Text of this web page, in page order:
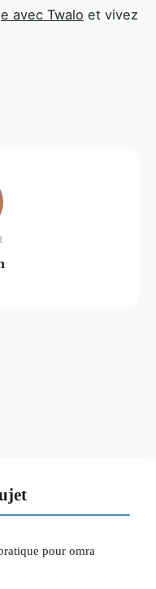
avec Twalo et vivez
pour omra